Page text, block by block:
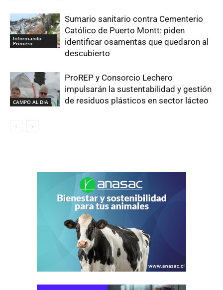
Informando
Primero
Sumario sanitario contra Cementerio
Católico de Puerto Montt: piden
identificar osamentas que quedaron al
descubierto
CAMPO AL DIA
ProREP y Consorcio Lechero
impulsarán la sustentabilidad y gestión
de residuos plásticos en sector lácteo